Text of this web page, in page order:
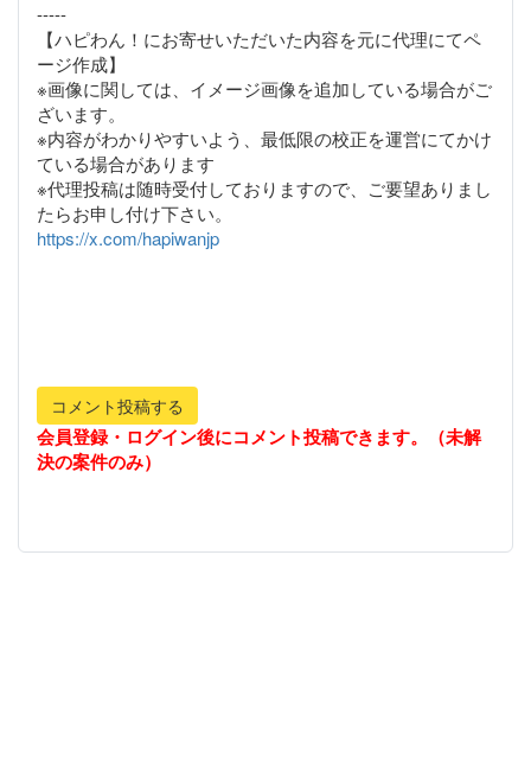
-----
【ハピわん！にお寄せいただいた内容を元に代理にてペ
ージ作成】
※画像に関しては、イメージ画像を追加している場合がご
ざいます。
※内容がわかりやすいよう、最低限の校正を運営にてかけ
ている場合があります
※代理投稿は随時受付しておりますので、ご要望ありまし
https://x.com/hapiwanjp
コメント投稿する
会員登録・ログイン後にコメント投稿できます。（未解
決の案件のみ）